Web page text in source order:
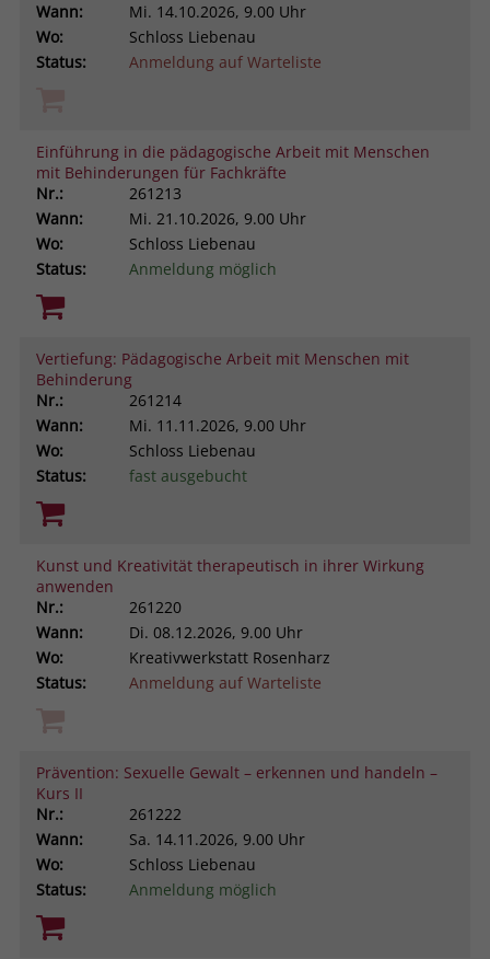
Wann:
Mi. 14.10.2026, 9.00 Uhr
Wo:
Schloss Liebenau
Status:
Anmeldung auf Warteliste
Einführung in die pädagogische Arbeit mit Menschen
mit Behinderungen für Fachkräfte
Nr.:
261213
Wann:
Mi. 21.10.2026, 9.00 Uhr
Wo:
Schloss Liebenau
Status:
Anmeldung möglich
Vertiefung: Pädagogische Arbeit mit Menschen mit
Behinderung
Nr.:
261214
Wann:
Mi. 11.11.2026, 9.00 Uhr
Wo:
Schloss Liebenau
Status:
fast ausgebucht
Kunst und Kreativität therapeutisch in ihrer Wirkung
anwenden
Nr.:
261220
Wann:
Di. 08.12.2026, 9.00 Uhr
Wo:
Kreativwerkstatt Rosenharz
Status:
Anmeldung auf Warteliste
Prävention: Sexuelle Gewalt – erkennen und handeln –
Kurs II
Nr.:
261222
Wann:
Sa. 14.11.2026, 9.00 Uhr
Wo:
Schloss Liebenau
Status:
Anmeldung möglich